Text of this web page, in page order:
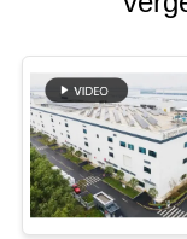
GEVALLEN
SITEMAP